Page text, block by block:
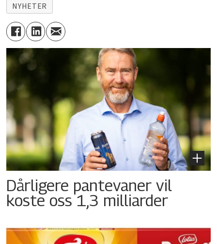
NYHETER
Dårligere pantevaner vil
koste oss 1,3 milliarder